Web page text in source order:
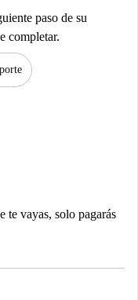
paso de su
completar.
te vayas, solo pagarás